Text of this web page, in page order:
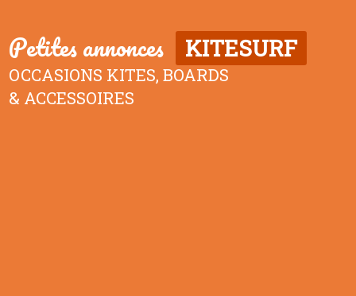
Petites annonces KITESURF
OCCASIONS KITES, BOARDS
& ACCESSOIRES